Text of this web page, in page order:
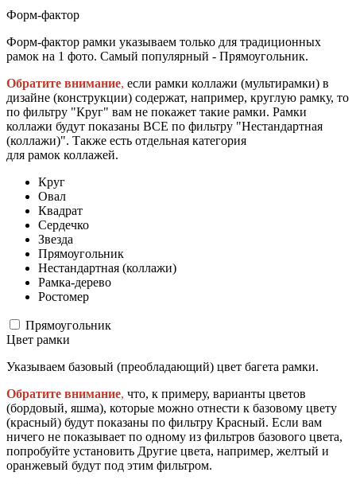
Форм-фактор
Форм-фактор рамки указываем только для традиционных
рамок на 1 фото. Самый популярный - Прямоугольник.
Обратите внимание, если рамки коллажи (мультирамки) в
дизайне (конструкции) содержат, например, круглую рамку, то
по фильтру "Круг" вам не покажет такие рамки. Рамки
коллажи будут показаны ВСЕ по фильтру "Нестандартная
(коллажи)". Также есть отдельная категория
для рамок коллажей.
Круг
Овал
Квадрат
Сердечко
Звезда
Прямоугольник
Нестандартная (коллажи)
Рамка-дерево
Ростомер
Прямоугольник
Цвет рамки
Указываем базовый (преобладающий) цвет багета рамки.
Обратите внимание, что, к примеру, варианты цветов
(бордовый, яшма), которые можно отнести к базовому цвету
(красный) будут показаны по фильтру Красный. Если вам
ничего не показывает по одному из фильтров базового цвета,
попробуйте установить Другие цвета, например, желтый и
оранжевый будут под этим фильтром.